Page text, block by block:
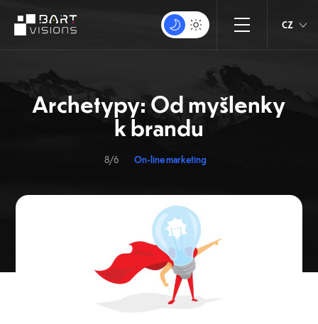
CZ
Archetypy: Od myšlenky
k brandu
8/6 On-line marketing